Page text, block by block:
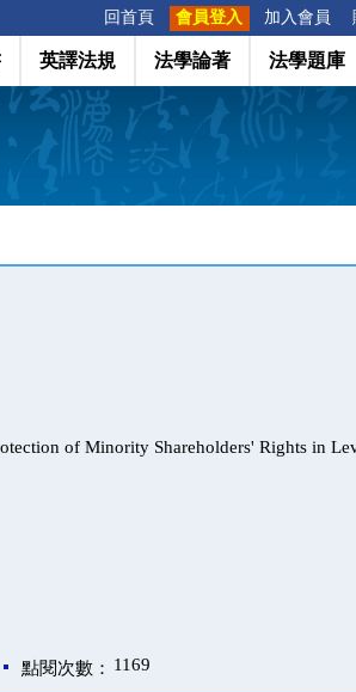
回首頁 會員登入 加入會員
英譯法規 法學論著 法學題庫
of Minority Shareholders' Rights in
點閱次數： 1169